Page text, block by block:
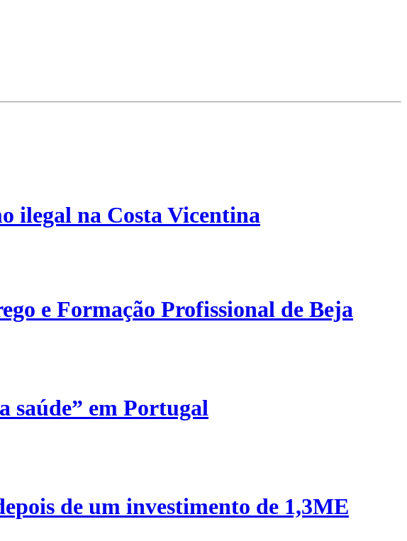
ilegal na Costa Vicentina
e Formação Profissional de Beja
saúde” em Portugal
de um investimento de 1,3ME